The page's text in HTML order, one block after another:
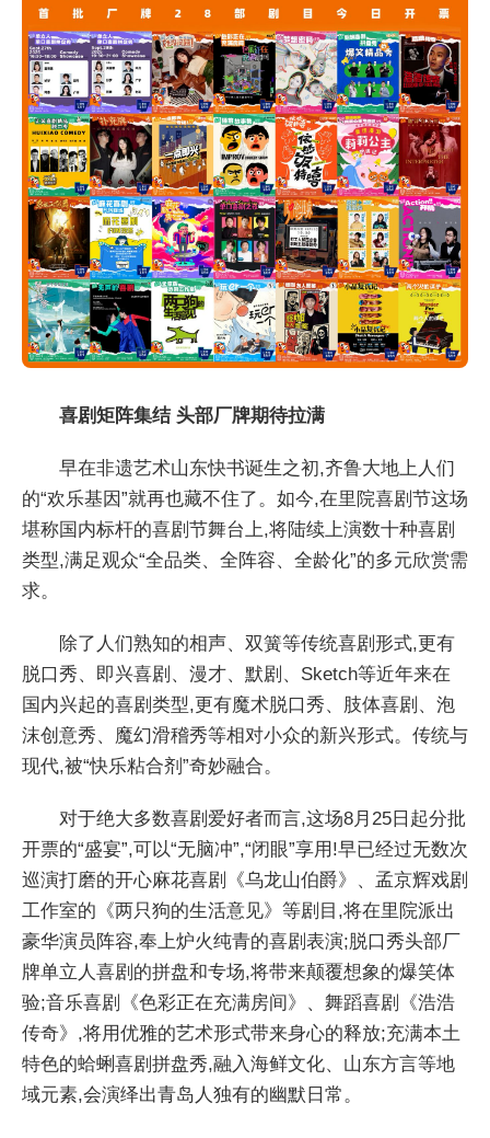
喜剧矩阵集结 头部厂牌期待拉满
早在非遗艺术山东快书诞生之初,齐鲁大地上人们
的“欢乐基因”就再也藏不住了。如今,在里院喜剧节这场
堪称国内标杆的喜剧节舞台上,将陆续上演数十种喜剧
类型,满足观众“全品类、全阵容、全龄化”的多元欣赏需
求。
除了人们熟知的相声、双簧等传统喜剧形式,更有
脱口秀、即兴喜剧、漫才、默剧、Sketch等近年来在
国内兴起的喜剧类型,更有魔术脱口秀、肢体喜剧、泡
沫创意秀、魔幻滑稽秀等相对小众的新兴形式。传统与
现代,被“快乐粘合剂”奇妙融合。
对于绝大多数喜剧爱好者而言,这场8月25日起分批
开票的“盛宴”,可以“无脑冲”,“闭眼”享用!早已经过无数次
巡演打磨的开心麻花喜剧《乌龙山伯爵》、孟京辉戏剧
工作室的《两只狗的生活意见》等剧目,将在里院派出
豪华演员阵容,奉上炉火纯青的喜剧表演;脱口秀头部厂
牌单立人喜剧的拼盘和专场,将带来颠覆想象的爆笑体
验;音乐喜剧《色彩正在充满房间》、舞蹈喜剧《浩浩
传奇》,将用优雅的艺术形式带来身心的释放;充满本土
特色的蛤蜊喜剧拼盘秀,融入海鲜文化、山东方言等地
域元素,会演绎出青岛人独有的幽默日常。